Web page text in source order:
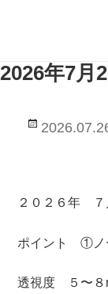
2026年7月
投
２０２６年
ポイント ①ノ
透視度 ５〜８